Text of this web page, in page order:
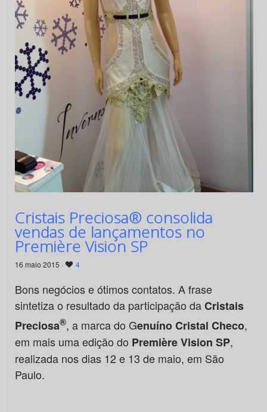
Cristais Preciosa® consolida
vendas de lançamentos no
Première Vision SP
16 maio 2015 · 4
Bons negócios e ótimos contatos. A frase
sintetiza o resultado da participação daCristais
Preciosa®, a marca do Genuíno Cristal Checo,
em mais uma edição do Première Vision SP,
realizada nos dias 12 e 13 de maio, em São
Paulo.